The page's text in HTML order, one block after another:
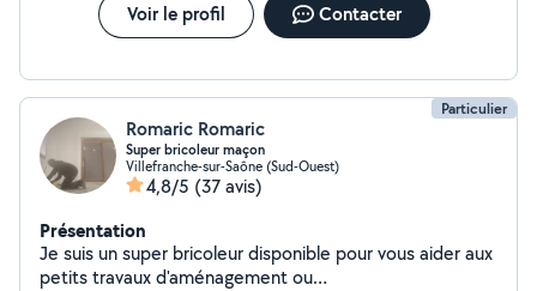
Voir le profil Contacter
Particulier
Romaric Romaric
Super bricoleur maçon
Villefranche-sur-Saône (Sud-Ouest)
4,8/5 (37 avis)
Présentation
Je suis un super bricoleur disponible pour vous aider aux
petits travaux d'aménagement ou